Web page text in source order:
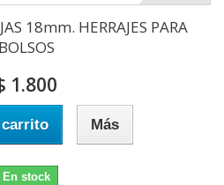
18mm. HERRAJES PARA
BOLSOS
1.800
Más
En stock